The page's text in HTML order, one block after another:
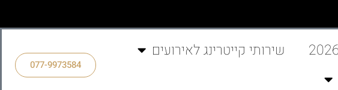
שירותי קייטרינג לאירועים
077-9973584